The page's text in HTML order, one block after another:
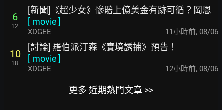
6
12
[新聞]《超少女》慘賠上億美金有跡可循？岡恩
[ movie ]
XDGEE 11小時前, 08/06
10
18
[討論] 羅伯派汀森《實境誘捕》預告！
[ movie ]
XDGEE 12小時前, 08/06
更多 近期熱門文章 >>